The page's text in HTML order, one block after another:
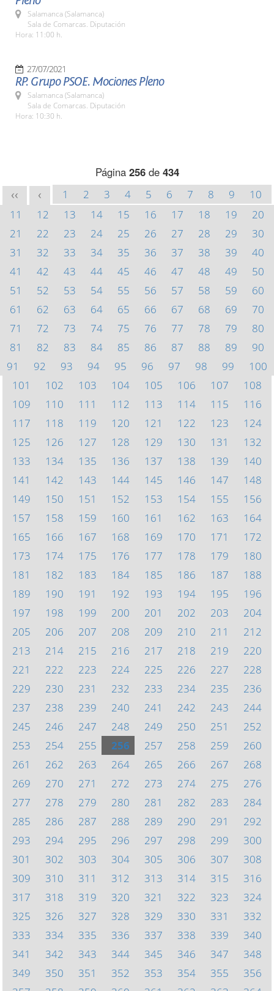
Salamanca (Salamanca)
Sala de Comarcas. Diputación
Hora: 11:00 h.
27/07/2021
RP. Grupo PSOE. Mociones Pleno
Salamanca (Salamanca)
Sala de Comarcas. Diputación
Hora: 10:30 h.
Página 256de 434
<< < 1 2 3 4 5 6 7 8 9
10
11
12 13 14 15 16 17 18 19
20
21
22 23 24 25 26 27 28 29
30
31
32 33 34 35 36 37 38 39
40
41
42 43 44 45 46 47 48 49
50
51
52 53 54 55 56 57 58 59
60
61
62 63 64 65 66 67 68 69
70
71
72 73 74 75 76 77 78 79
80
81
82 83 84 85 86 87 88 89
90
91
92 93 94 95 96 97 98 99
100
101
102 103 104 105 106 107
108
109
110 111 112 113 114 115
116
117
118 119 120 121 122 123
124
125
126 127 128 129 130 131
132
133
134 135 136 137 138 139
140
141
142 143 144 145 146 147
148
149
150 151 152 153 154 155
156
157
158 159 160 161 162 163
164
165
166 167 168 169 170 171
172
173
174 175 176 177 178 179
180
181
182 183 184 185 186 187
188
189
190 191 192 193 194 195
196
197
198 199 200 201 202 203
204
205
206 207 208 209 210 211
212
213
214 215 216 217 218 219
220
221
222 223 224 225 226 227
228
229
230 231 232 233 234 235
236
237
238 239 240 241 242 243
244
245
246 247 248 249 250 251
252
253
254 255 256 257 258 259
260
261
262 263 264 265 266 267
268
269
270 271 272 273 274 275
276
277
278 279 280 281 282 283
284
285
286 287 288 289 290 291
292
293
294 295 296 297 298 299
300
301
302 303 304 305 306 307
308
309
310 311 312 313 314 315
316
317
318 319 320 321 322 323
324
325
326 327 328 329 330 331
332
333
334 335 336 337 338 339
340
341
342 343 344 345 346 347
348
349
350 351 352 353 354 355
356